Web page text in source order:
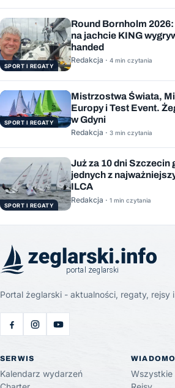
SPORT I REGATY
Round Bornholm
na jachcie KING
handed
Redakcja · 4 min czytania
SPORT I REGATY
Mistrzostwa Świata,
Europy i Test Event.
w Gdyni
Redakcja · 3 min czytania
SPORT I REGATY
Już za 10 dni Szczecin
jednych z
ILCA
Redakcja · 1 min czytania
Portal żeglarski - aktualności, regaty, rejsy
SERWIS
Kalendarz wydarzeń
Wszystkie